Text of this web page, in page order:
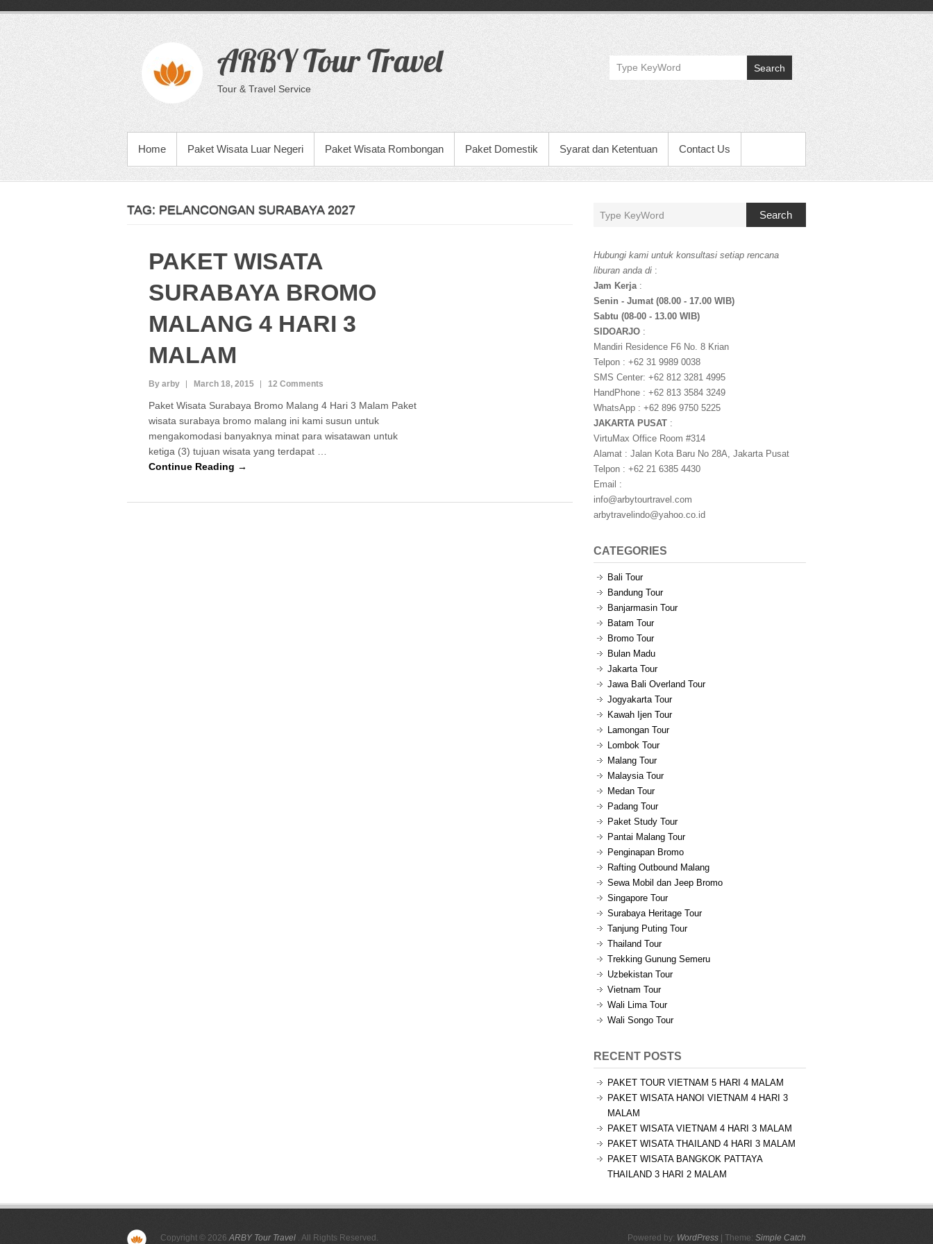
content
ARBY Tour Travel
Tour & Travel Service
Search
PRIMARY MENU
Home Paket Wisata Luar Negeri Paket Wisata Rombongan Paket Domestik Syarat dan Ketentuan Contact Us
TAG: PELANCONGAN SURABAYA 2027
PAKET WISATA
SURABAYA BROMO
MALANG 4 HARI 3
MALAM
By arby March 18, 2015 12 Comments
Paket Wisata Surabaya Bromo Malang 4 Hari 3 Malam Paket
wisata surabaya bromo malang ini kami susun untuk
mengakomodasi banyaknya minat para wisatawan untuk
ketiga (3) tujuan wisata yang terdapat …
Continue Reading →
Search
Hubungi kami untuk konsultasi setiap rencana
liburan anda di :
Jam Kerja:
Senin - Jumat (08.00 - 17.00 WIB)
Sabtu (08-00 - 13.00 WIB)
SIDOARJO:
Mandiri Residence F6 No. 8 Krian
Telpon : +62 31 9989 0038
SMS Center: +62 812 3281 4995
HandPhone : +62 813 3584 3249
WhatsApp : +62 896 9750 5225
JAKARTA PUSAT :
VirtuMax Office Room #314
Alamat : Jalan Kota Baru No 28A, Jakarta Pusat
Telpon : +62 21 6385 4430
Email :
info@arbytourtravel.com
arbytravelindo@yahoo.co.id
CATEGORIES
Bali Tour
Bandung Tour
Banjarmasin Tour
Batam Tour
Bromo Tour
Bulan Madu
Jakarta Tour
Jawa Bali Overland Tour
Jogyakarta Tour
Kawah Ijen Tour
Lamongan Tour
Lombok Tour
Malang Tour
Malaysia Tour
Medan Tour
Padang Tour
Paket Study Tour
Pantai Malang Tour
Penginapan Bromo
Rafting Outbound Malang
Sewa Mobil dan Jeep Bromo
Singapore Tour
Surabaya Heritage Tour
Tanjung Puting Tour
Thailand Tour
Trekking Gunung Semeru
Uzbekistan Tour
Vietnam Tour
Wali Lima Tour
Wali Songo Tour
RECENT POSTS
PAKET TOUR VIETNAM 5 HARI 4 MALAM
PAKET WISATA HANOI VIETNAM 4 HARI 3
MALAM
PAKET WISATA VIETNAM 4 HARI 3 MALAM
PAKET WISATA THAILAND 4 HARI 3 MALAM
PAKET WISATA BANGKOK PATTAYA
THAILAND 3 HARI 2 MALAM
Copyright © 2026ARBY Tour Travel . All Rights Reserved. Powered by: WordPress | Theme: Simple Catch